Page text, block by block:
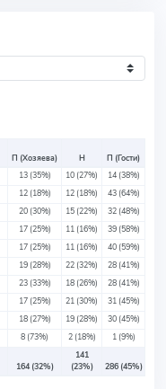
П (Хозяева) Н
П (Гости)
13 (35%) 10 (27%) 14 (38%)
12 (18%) 12 (18%) 43 (64%)
20 (30%) 15 (22%) 32 (48%)
17 (25%) 11 (16%) 39 (58%)
17 (25%) 11 (16%) 40 (59%)
19 (28%) 22 (32%) 28 (41%)
23 (33%) 18 (26%) 28 (41%)
17 (25%) 21 (30%) 31 (45%)
18 (27%) 19 (28%) 30 (45%)
8 (73%) 2 (18%) 1 (9%)
164 (32%)
141
(23%)
286 (45%)